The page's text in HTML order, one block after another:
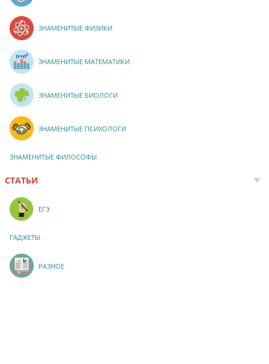
ЗНАМЕНИТЫЕ ФИЗИКИ
ЗНАМЕНИТЫЕ МАТЕМАТИКИ
ЗНАМЕНИТЫЕ БИОЛОГИ
ЗНАМЕНИТЫЕ ПСИХОЛОГИ
ЗНАМЕНИТЫЕ ФИЛОСОФЫ
СТАТЬИ
ЕГЭ
ГАДЖЕТЫ
РАЗНОЕ